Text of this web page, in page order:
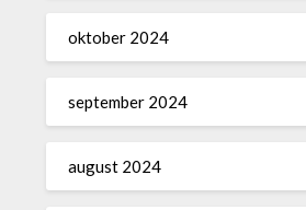
oktober 2024
september 2024
august 2024